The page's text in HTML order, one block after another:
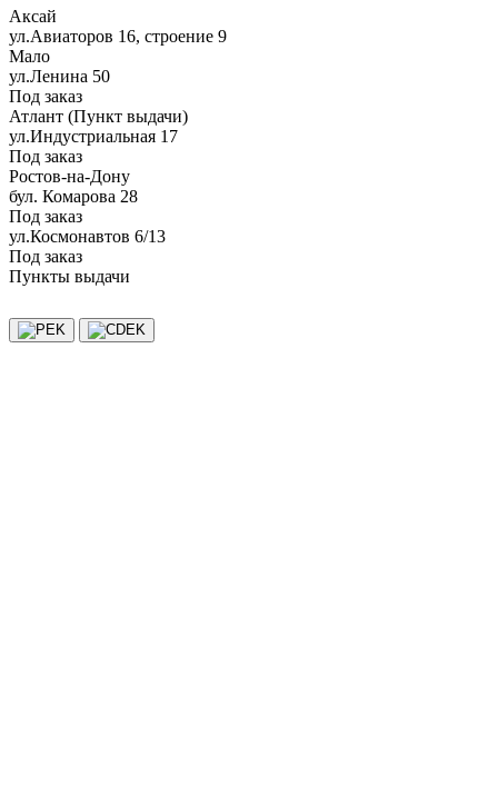
Аксай
ул.Авиаторов 16, строение 9
Мало
ул.Ленина 50
Под заказ
Атлант (Пункт выдачи)
ул.Индустриальная 17
Под заказ
Ростов-на-Дону
бул. Комарова 28
Под заказ
ул.Космонавтов 6/13
Под заказ
Пункты выдачи